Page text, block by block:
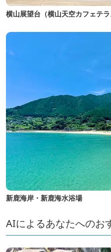
横山展望台（横山天空カフェテラ
新鹿海岸・新鹿海水浴場
AIによるあなたへのお